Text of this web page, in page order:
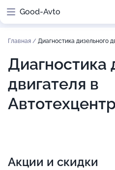
Good-Avto
Главная / Диагностика дизельного
Диагностика
двигателя в
Акции и скидки